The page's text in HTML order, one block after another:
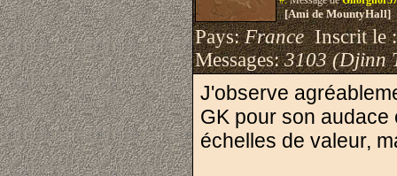
[Ami de MountyHall]
Pays:FranceInscrit le
Messages:3103 (Djinn
J'observe
GK pour son
échelles de valeur,